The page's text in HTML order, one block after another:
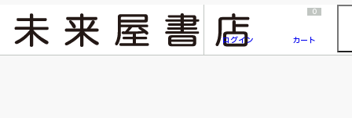
『ONE PIECE magazine 021 ONE PIECEカード付き同梱版』発売延期のご案内
ログイン
0
カート